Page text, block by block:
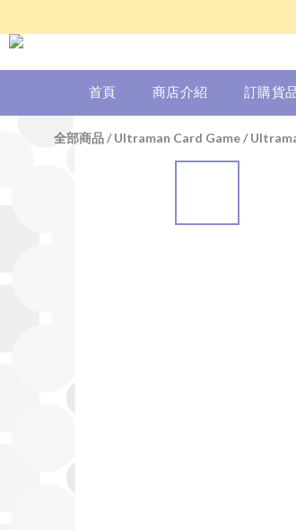
首頁 商店介紹 訂購貨
全部商品/Ultraman Card Game/